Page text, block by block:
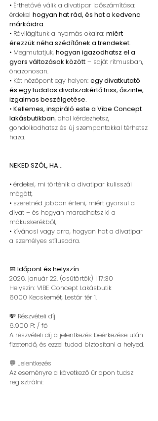
• Érthetővé válik a divatipar időszámítása:
érdekel hogyan hat rád, és hat a kedvenc
márkáidra.
• Rávilágítunk a nyomás okaira: miért
érezzük néha szédítőnek a trendeket.
• Megmutatjuk, hogyan igazodhatsz el a
gyors változások között – saját ritmusban,
önazonosan.
• Két nézőpont egy helyen: egy divatkutató
és egy tudatos divatszakértő friss, őszinte,
izgalmas beszélgetése.
• Kellemes, inspiráló este a Vibe Concept
lakásbutikban, ahol kérdezhetsz,
gondolkodhatsz és új szempontokkal térhetsz
haza.
NEKED SZÓL, HA…
• érdekel, mi történik a divatipar kulisszái
mögött,
• szeretnéd jobban érteni, miért gyorsul a
divat – és hogyan maradhatsz ki a
mókuskerékből,
• kíváncsi vagy arra, hogyan hat a divatipar
a személyes stílusodra.
📅 Időpont és helyszín
2026. január 22. (csütörtök) | 17:30
Helyszín: VIBE Concept Lakásbutik
6000 Kecskemét, Lestár tér 1.
💸 Részvételi díj
6.900 Ft / fő
A részvételi díj a jelentkezés beérkezése után
fizetendő, és ezzel tudod biztosítani a helyed.
💬 Jelentkezés
Az eseményre a következő űrlapon tudsz
regisztrálni: